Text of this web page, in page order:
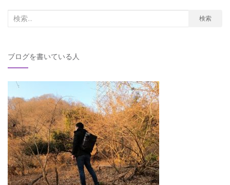
検
対
検索
ブログを書いている人